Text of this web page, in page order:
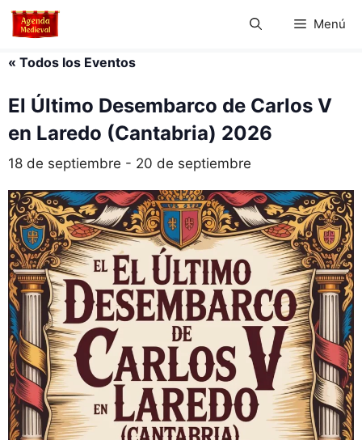
Saltar
Menú
« Todos los Eventos
El Último Desembarco de Carlos V
en Laredo (Cantabria) 2026
18 de septiembre - 20 de septiembre